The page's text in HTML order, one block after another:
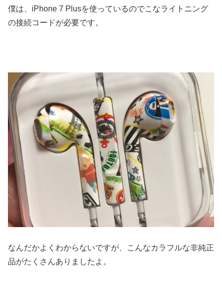
僕は、iPhone 7 Plusを使っているのでこなライトニング
の接続コードが必要です。
なんだかよくわからないですが、こんなカラフルな非純正
品がたくさんありましたよ。